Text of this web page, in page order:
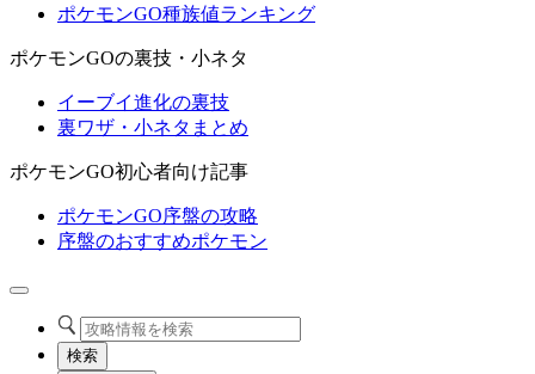
ポケモンGO種族値ランキング
ポケモンGOの裏技・小ネタ
イーブイ進化の裏技
裏ワザ・小ネタまとめ
ポケモンGO初心者向け記事
ポケモンGO序盤の攻略
序盤のおすすめポケモン
検索